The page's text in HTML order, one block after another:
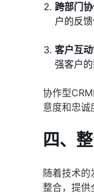
跨部门
户的反
客户互
强客户的
协作型
意度和忠诚
四、
随着技术
整合，提供